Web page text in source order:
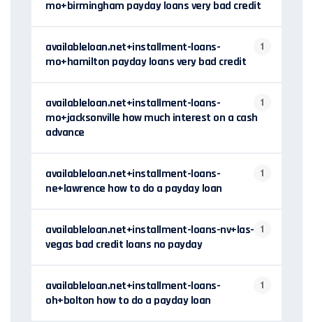
mo+birmingham payday loans very bad credit
availableloan.net+installment-loans-
mo+hamilton payday loans very bad credit
1
availableloan.net+installment-loans-
mo+jacksonville how much interest on a cash
advance
1
availableloan.net+installment-loans-
ne+lawrence how to do a payday loan
1
availableloan.net+installment-loans-nv+las-
vegas bad credit loans no payday
1
availableloan.net+installment-loans-
oh+bolton how to do a payday loan
1